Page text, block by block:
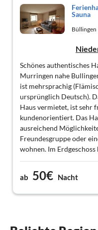
Sauna
Büllingen
Schönes authentisches
Murringen nahe
ist mehrsprachig
ursprünglich Deutsch).
Haus vermietet, ist sehr
kundenorientiert. Das
ausreichend
Freundesgruppe oder
wohnen. Im
Diele und die Küche. In
eine Waschmaschine
(kein Trockner, aber auf
ab 50€ Nacht